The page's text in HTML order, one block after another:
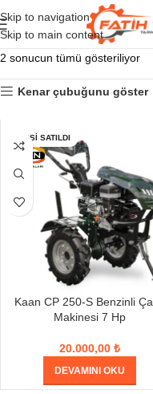
Skip to navigation
Skip to main content
2 sonucun tümü gösteriliyor
Kenar çubuğunu göster
HEPSI SATILDI
Kaan CP 250-S Benzinli
Makinesi 7 Hp
20.000,00₺
DEVAMINI OKU